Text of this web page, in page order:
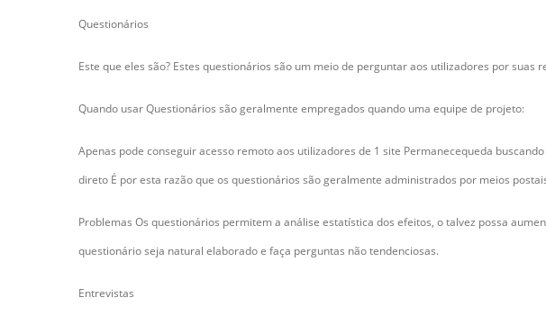
Questionários
Este que eles são? Estes questionários são um meio de perguntar aos utilizadores por
Quando usar Questionários são geralmente empregados quando uma equipe de projeto:
Apenas pode conseguir acesso remoto aos utilizadores de 1 site Permanecequeda
direto É por esta razão que os questionários são geralmente administrados por meios
Problemas Os questionários permitem a análise estatística dos efeitos, o talvez possa
questionário seja natural elaborado e faça perguntas não tendenciosas.
Entrevistas